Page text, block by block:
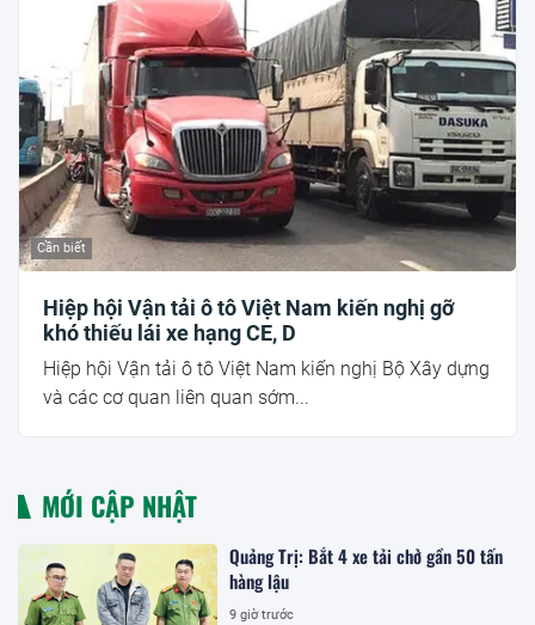
Cần biết
Hiệp hội Vận tải ô tô Việt Nam kiến nghị gỡ
khó thiếu lái xe hạng CE, D
Hiệp hội Vận tải ô tô Việt Nam kiến nghị Bộ Xây dựng
và các cơ quan liên quan sớm...
MỚI CẬP NHẬT
Quảng Trị: Bắt 4 xe tải chở gần 50 tấn
hàng lậu
9 giờ trước